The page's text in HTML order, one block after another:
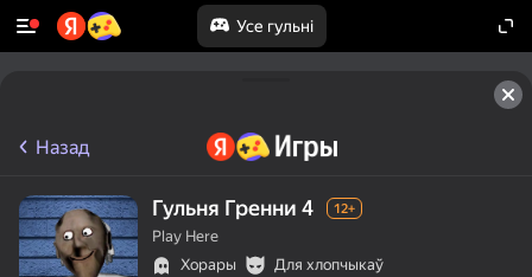
Усе гульні
Назад
Гульня Гренни 4 12+
Play Here
Хорары
Для хлопчыкаў